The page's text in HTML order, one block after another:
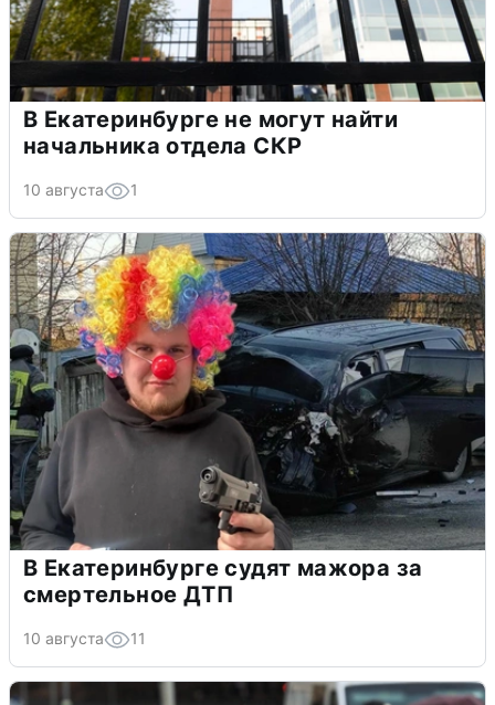
В Екатеринбурге не могут найти
начальника отдела СКР
10 августа 1
В Екатеринбурге судят мажора за
смертельное ДТП
10 августа 11